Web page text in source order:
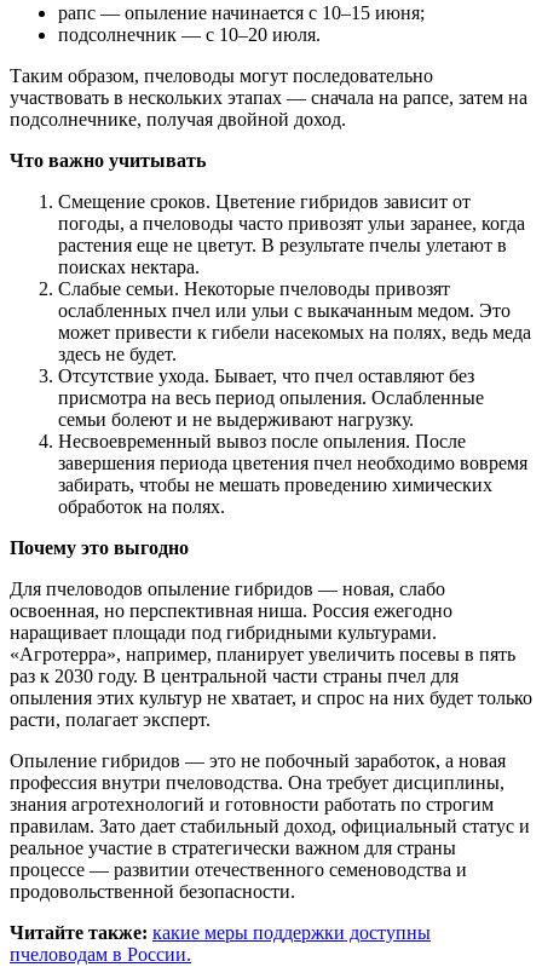
рапс — опыление начинается с 10–15 июня;
подсолнечник — с 10–20 июля.
Таким образом, пчеловоды могут последовательно
участвовать в нескольких этапах — сначала на рапсе, затем на
подсолнечнике, получая двойной доход.
Что важно учитывать
Смещение сроков. Цветение гибридов зависит от
погоды, а пчеловоды часто привозят ульи заранее, когда
растения еще не цветут. В результате пчелы улетают в
поисках нектара.
Слабые семьи. Некоторые пчеловоды привозят
ослабленных пчел или ульи с выкачанным медом. Это
может привести к гибели насекомых на полях, ведь меда
здесь не будет.
Отсутствие ухода. Бывает, что пчел оставляют без
присмотра на весь период опыления. Ослабленные
семьи болеют и не выдерживают нагрузку.
Несвоевременный вывоз после опыления. После
завершения периода цветения пчел необходимо вовремя
забирать, чтобы не мешать проведению химических
обработок на полях.
Почему это выгодно
Для пчеловодов опыление гибридов — новая, слабо
освоенная, но перспективная ниша. Россия ежегодно
наращивает площади под гибридными культурами.
«Агротерра», например, планирует увеличить посевы в пять
раз к 2030 году. В центральной части страны пчел для
опыления этих культур не хватает, и спрос на них будет только
расти, полагает эксперт.
Опыление гибридов — это не побочный заработок, а новая
профессия внутри пчеловодства. Она требует дисциплины,
знания агротехнологий и готовности работать по строгим
правилам. Зато дает стабильный доход, официальный статус и
реальное участие в стратегически важном для страны
процессе — развитии отечественного семеноводства и
продовольственной безопасности.
Читайте также: какие меры поддержки доступны
пчеловодам в России.